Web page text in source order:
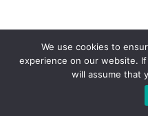
We use cookies to
experience on our website.
will assume that